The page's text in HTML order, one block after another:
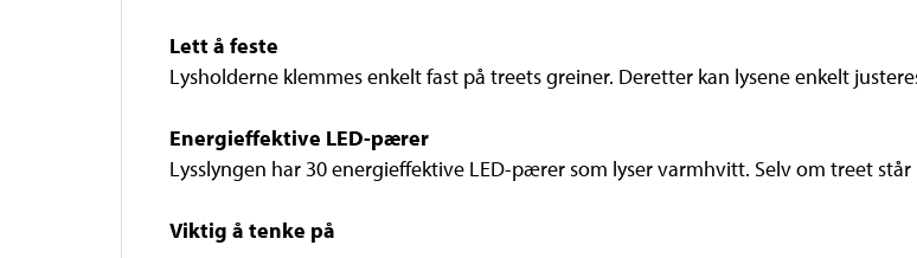
Lett å feste
Lysholderne klemmes enkelt fast på treets greiner. Deretter kan lysene enkelt
Energieffektive LED-pærer
Lysslyngen har 30 energieffektive LED-pærer som lyser varmhvitt. Selv om treet
Viktig å tenke på